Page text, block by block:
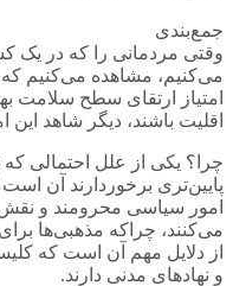
جمع‌بندی
وقتی مردمانی را که در یک
می‌کنیم، مشاهده می‌کنیم که
امتیاز ارتقای سطح سلامت
اقلیت باشند، دیگر شاهد این
چرا؟ یکی از علل احتمالی
پایین‌تری برخوردارند آن
امور سیاسی محرومند و
می‌کنند، چراکه مذهبی‌ها
از دلایل مهم آن است که
و نهادهای مدنی دارند.